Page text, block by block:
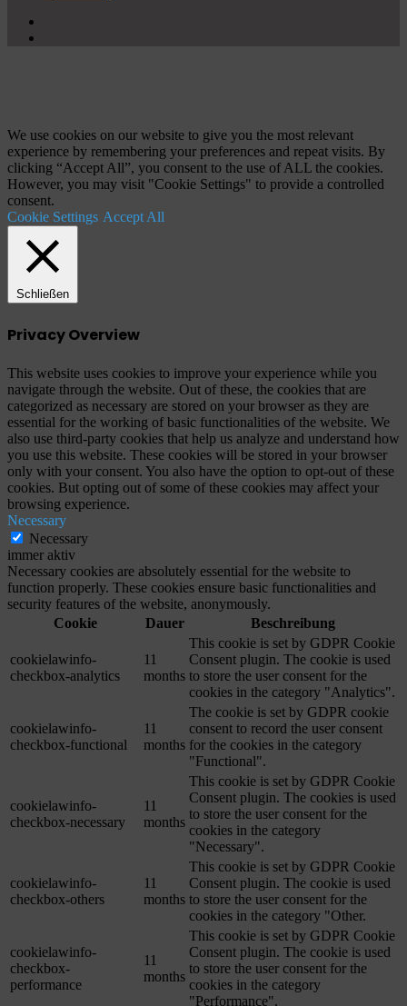
We use cookies on our website to give you the most relevant
experience by remembering your preferences and repeat visits. By
clicking “Accept All”, you consent to the use of ALL the cookies.
However, you may visit "Cookie Settings" to provide a controlled
consent.
Cookie Settings Accept All
Schließen
Privacy Overview
This website uses cookies to improve your experience while you
navigate through the website. Out of these, the cookies that are
categorized as necessary are stored on your browser as they are
essential for the working of basic functionalities of the website. We
also use third-party cookies that help us analyze and understand how
you use this website. These cookies will be stored in your browser
only with your consent. You also have the option to opt-out of these
cookies. But opting out of some of these cookies may affect your
browsing experience.
Necessary
Necessary
immer aktiv
Necessary cookies are absolutely essential for the website to
function properly. These cookies ensure basic functionalities and
security features of the website, anonymously.
Cookie
Dauer Beschreibung
cookielawinfo-
checkbox-analytics
11
months
This cookie is set by GDPR Cookie
Consent plugin. The cookie is used
to store the user consent for the
cookies in the category "Analytics".
cookielawinfo-
checkbox-functional
11
months
The cookie is set by GDPR cookie
consent to record the user consent
for the cookies in the category
"Functional".
cookielawinfo-
checkbox-necessary
11
months
This cookie is set by GDPR Cookie
Consent plugin. The cookies is used
to store the user consent for the
cookies in the category
"Necessary".
cookielawinfo-
checkbox-others
11
months
This cookie is set by GDPR Cookie
Consent plugin. The cookie is used
to store the user consent for the
cookies in the category "Other.
cookielawinfo-
checkbox-
performance
11
months
This cookie is set by GDPR Cookie
Consent plugin. The cookie is used
to store the user consent for the
cookies in the category
"Performance".